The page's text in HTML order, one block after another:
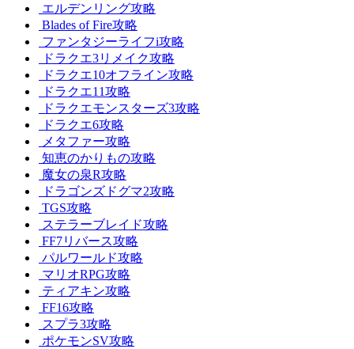
エルデンリング攻略
Blades of Fire攻略
ファンタジーライフi攻略
ドラクエ3リメイク攻略
ドラクエ10オフライン攻略
ドラクエ11攻略
ドラクエモンスターズ3攻略
ドラクエ6攻略
メタファー攻略
知恵のかりもの攻略
魔女の泉R攻略
ドラゴンズドグマ2攻略
TGS攻略
ステラーブレイド攻略
FF7リバース攻略
パルワールド攻略
マリオRPG攻略
ティアキン攻略
FF16攻略
スプラ3攻略
ポケモンSV攻略